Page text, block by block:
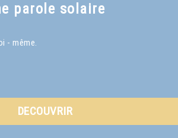
parole solaire
- même.
DECOUVRIR